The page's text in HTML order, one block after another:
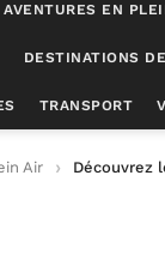
AVENTURES EN
DESTINATIONS
TRANSPORT
Air Découvrez